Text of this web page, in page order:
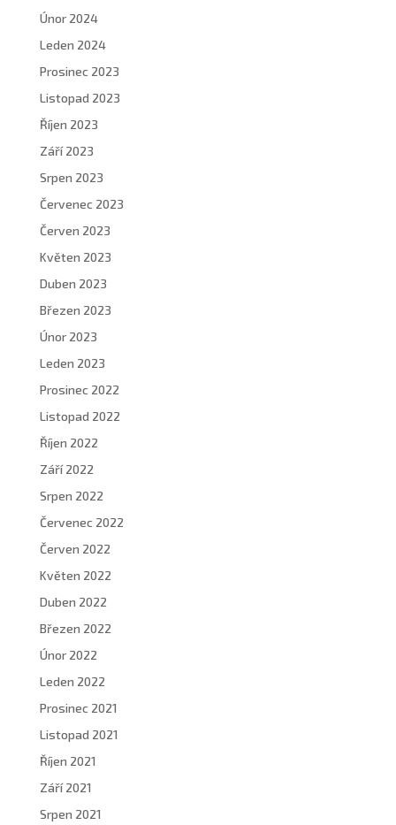
Únor 2024
Leden 2024
Prosinec 2023
Listopad 2023
Říjen 2023
Září 2023
Srpen 2023
Červenec 2023
Červen 2023
Květen 2023
Duben 2023
Březen 2023
Únor 2023
Leden 2023
Prosinec 2022
Listopad 2022
Říjen 2022
Září 2022
Srpen 2022
Červenec 2022
Červen 2022
Květen 2022
Duben 2022
Březen 2022
Únor 2022
Leden 2022
Prosinec 2021
Listopad 2021
Říjen 2021
Září 2021
Srpen 2021